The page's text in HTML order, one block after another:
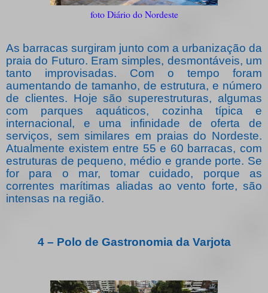
foto Diário do Nordeste
As barracas surgiram junto com a urbanização da
praia do Futuro. Eram simples, desmontáveis, um
tanto improvisadas. Com o tempo foram
aumentando de tamanho, de estrutura, e número
de clientes. Hoje são superestruturas, algumas
com parques aquáticos, cozinha típica e
internacional, e uma infinidade de oferta de
serviços, sem similares em praias do Nordeste.
Atualmente existem entre 55 e 60 barracas, com
estruturas de pequeno, médio e grande porte. Se
for para o mar, tomar cuidado, porque as
correntes marítimas aliadas ao vento forte, são
intensas na região.
4 – Polo de Gastronomia da Varjota